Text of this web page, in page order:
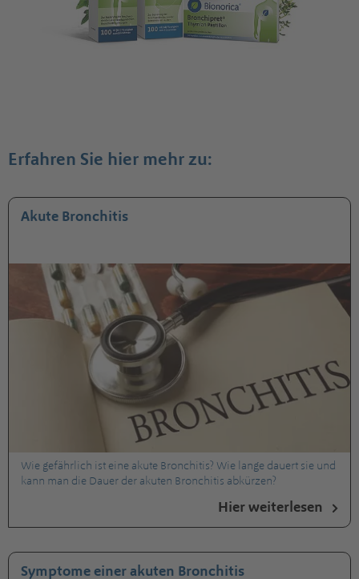
Erfahren Sie hier mehr zu:
Akute Bronchitis
Wie gefährlich ist eine akute Bronchitis? Wie lange dauert sie und
kann man die Dauer der akuten Bronchitis abkürzen?
Hier weiterlesen
Symptome einer akuten Bronchitis